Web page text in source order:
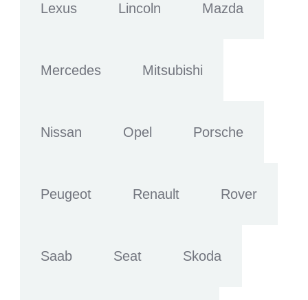
Lexus Lincoln Mazda
Mercedes Mitsubishi
Nissan Opel Porsche
Peugeot Renault Rover
Saab Seat Skoda